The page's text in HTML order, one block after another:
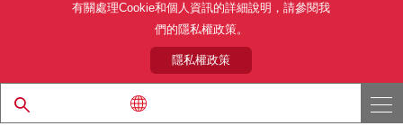
利用目的 隱私權政策
關於本公司產品銷售之標準條款(PDF)
© 1997 - 2026 ROHM CO., LTD. ALL RIGHTS RESERVED.
有關處理Cookie和個人資訊的詳細說明，請參閱我
們的隱私權政策。
隱私權政策